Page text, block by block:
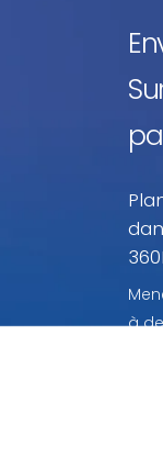
à